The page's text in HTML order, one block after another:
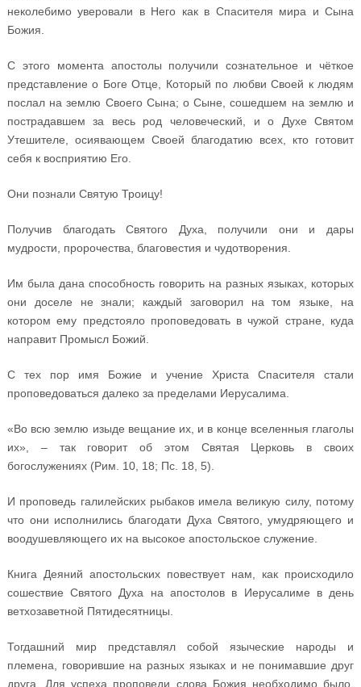
неколебимо уверовали в Него как в Спасителя мира и Сына
Божия.
С этого момента апостолы получили сознательное и чёткое
представление о Боге Отце, Который по любви Своей к людям
послал на землю Своего Сына; о Сыне, сошедшем на землю и
пострадавшем за весь род человеческий, и о Духе Святом
Утешителе, осиявающем Своей благодатию всех, кто готовит
себя к восприятию Его.
Они познали Святую Троицу!
Получив благодать Святого Духа, получили они и дары
мудрости, пророчества, благовестия и чудотворения.
Им была дана способность говорить на разных языках, которых
они доселе не знали; каждый заговорил на том языке, на
котором ему предстояло проповедовать в чужой стране, куда
направит Промысл Божий.
С тех пор имя Божие и учение Христа Спасителя стали
проповедоваться далеко за пределами Иерусалима.
«Во всю землю изыде вещание их, и в конце вселенныя глаголы
их», – так говорит об этом Святая Церковь в своих
богослужениях (Рим. 10, 18; Пс. 18, 5).
И проповедь галилейских рыбаков имела великую силу, потому
что они исполнились благодати Духа Святого, умудряющего и
воодушевляющего их на высокое апостольское служение.
Книга Деяний апостольских повествует нам, как происходило
сошествие Святого Духа на апостолов в Иерусалиме в день
ветхозаветной Пятидесятницы.
Тогдашний мир представлял собой языческие народы и
племена, говорившие на разных языках и не понимавшие друг
друга. Для успеха проповеди слова Божия необходимо было,